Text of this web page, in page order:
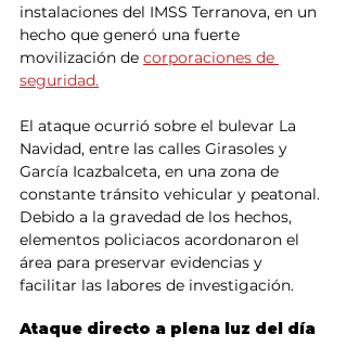
instalaciones del IMSS Terranova, en un
hecho que generó una fuerte
movilización de corporaciones de
seguridad.
El ataque ocurrió sobre el bulevar La
Navidad, entre las calles Girasoles y
García Icazbalceta, en una zona de
constante tránsito vehicular y peatonal.
Debido a la gravedad de los hechos,
elementos policiacos acordonaron el
área para preservar evidencias y
facilitar las labores de investigación.
Ataque directo a plena luz del día